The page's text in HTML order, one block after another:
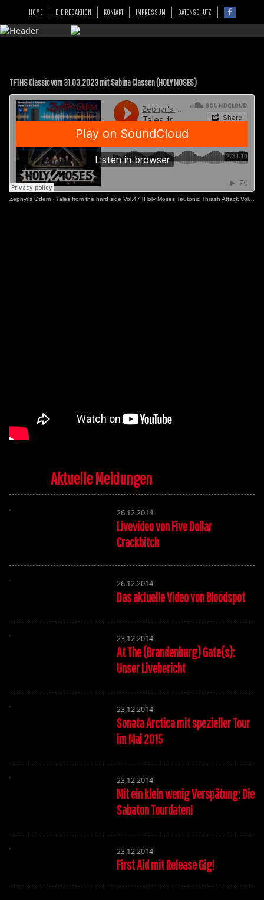
HOME DIE REDAKTION KONTAKT IMPRESSUM DATENSCHUTZ
TFTHS Classic vom 31.03.2023 mit Sabina Classen (HOLY MOSES)
Zephyr's Odem · Tales from the hard side Vol.47 [Holy Moses Teutonic Thrash Attack Vol.2]
Aktuelle Meldungen
26.12.2014
Livevideo von Five Dollar
Crackbitch
26.12.2014
Das aktuelle Video von Bloodspot
23.12.2014
At The (Brandenburg) Gate(s):
Unser Livebericht
23.12.2014
Sonata Arctica mit spezieller Tour
im Mai 2015
23.12.2014
Mit ein klein wenig Verspätung: Die
Sabaton Tourdaten!
23.12.2014
First Aid mit Release Gig!